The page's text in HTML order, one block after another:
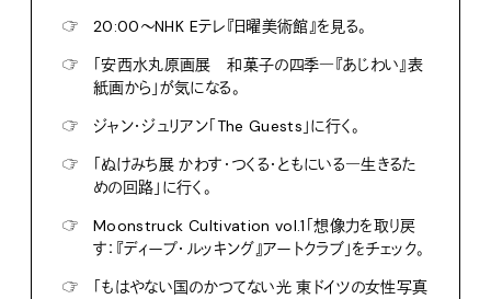
☞
20:00〜NHK Eテレ『日曜美術館』を見る。
☞
「安西水丸原画展 和菓子の四季―『あじわい』表
紙画から」が気になる。
☞
ジャン・ジュリアン「The Guests」に行く。
☞
「ぬけみち展 かわす・つくる・ともにいる―生きるた
めの回路」に行く。
☞
Moonstruck Cultivation vol.1「想像力を取り戻
す：『ディープ・ルッキング』アートクラブ」をチェック。
☞
「もはやない国のかつてない光 東ドイツの女性写真